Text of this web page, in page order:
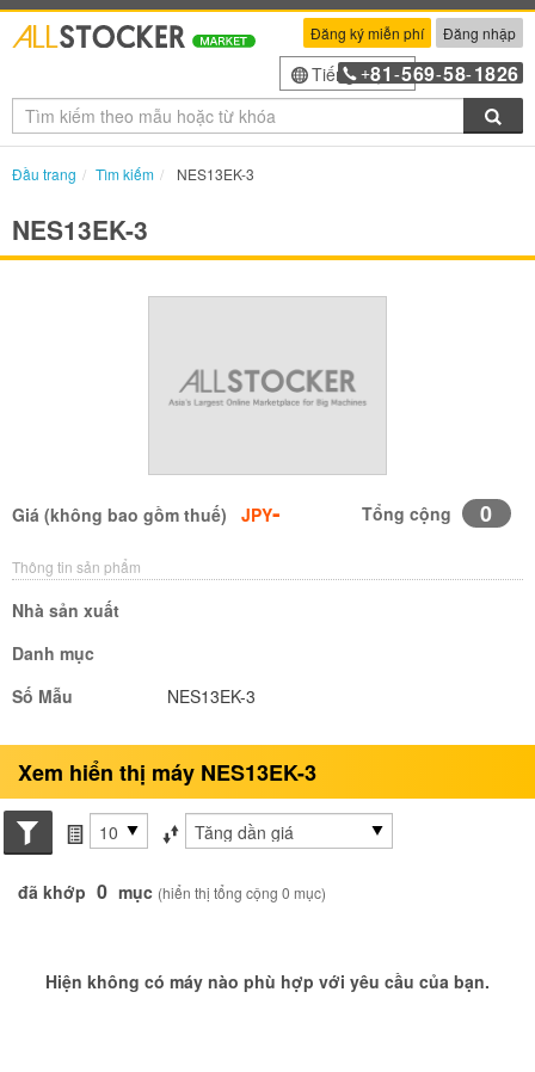
Đăng ký miễn phí Đăng nhập
Tiếng Việt
+81 -569-58-1826
Đầu trang Tìm kiếm NES13EK-3
NES13EK-3
Giá (không bao gồm thuế) JPY- Tổng cộng 0
Thông tin sản phẩm
Nhà sản xuất
Danh mục
Số Mẫu
NES13EK-3
Xem hiển thị máy NES13EK-3
Search conditions
các mục mỗi trang
Sắp xếp theo
đã khớp 0 mục (hiển thị tổng cộng 0 mục)
Hiện không có máy nào phù hợp với yêu cầu của bạn.